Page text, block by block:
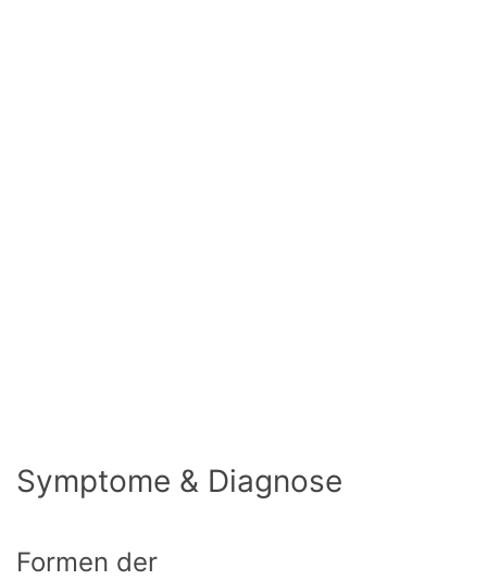
Symptome & Diagnose
Formen der